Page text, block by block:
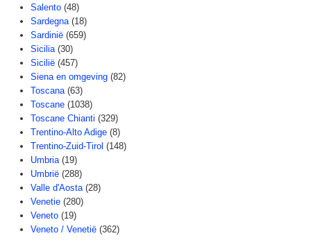
Salento (48)
Sardegna (18)
Sardinië (659)
Sicilia (30)
Sicilië (457)
Siena en omgeving (82)
Toscana (63)
Toscane (1038)
Toscane Chianti (329)
Trentino-Alto Adige (8)
Trentino-Zuid-Tirol (148)
Umbria (19)
Umbrië (288)
Valle d'Aosta (28)
Venetie (280)
Veneto (19)
Veneto / Venetië (362)